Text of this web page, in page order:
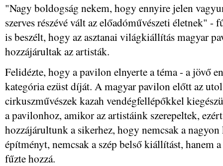
"Nagy boldogság nekem, hogy ennyire jelen
szerves részévé vált az előadóművészeti életnek" -
is beszélt, hogy az asztanai világkiállítás magyar
hozzájárultak az artisták.
Felidézte, hogy a pavilon elnyerte a téma - a jövő
kategória ezüst díját. A magyar pavilon előtt az
cirkuszművészek kazah vendégfellépőkkel
a pavilonhoz, amikor az artistáink szerepeltek,
hozzájárultunk a sikerhez, hogy nemcsak a
építményt, nemcsak a szép belső kiállítást, hanem
fűzte hozzá.